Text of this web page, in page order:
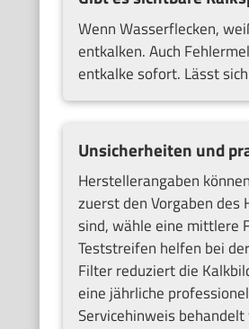
Wenn Wasserflecken,
entkalken. Auch
entkalke sofort. Lässt
Unsicherheiten und
Herstellerangaben
zuerst den Vorgaben
sind, wähle eine mittlere
Teststreifen helfen bei
Filter reduziert die
eine jährliche
Servicehinweis